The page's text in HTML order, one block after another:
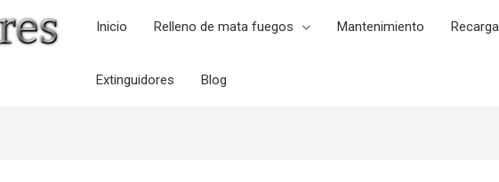
Inicio Relleno de mata fuegos Mantenimiento
Extinguidores Blog